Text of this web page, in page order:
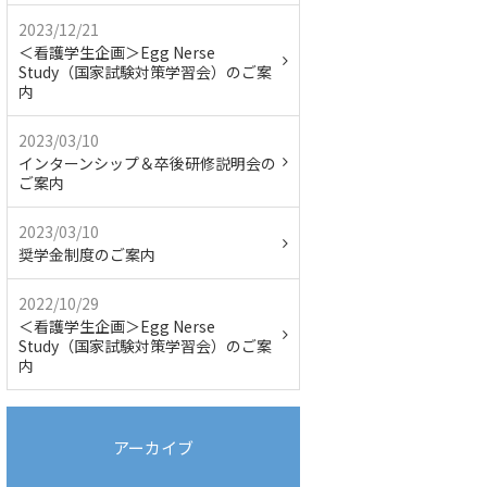
2023/12/21
＜看護学生企画＞Egg Nerse
Study（国家試験対策学習会）のご案
内
2023/03/10
インターンシップ＆卒後研修説明会の
ご案内
2023/03/10
奨学金制度のご案内
2022/10/29
＜看護学生企画＞Egg Nerse
Study（国家試験対策学習会）のご案
内
アーカイブ